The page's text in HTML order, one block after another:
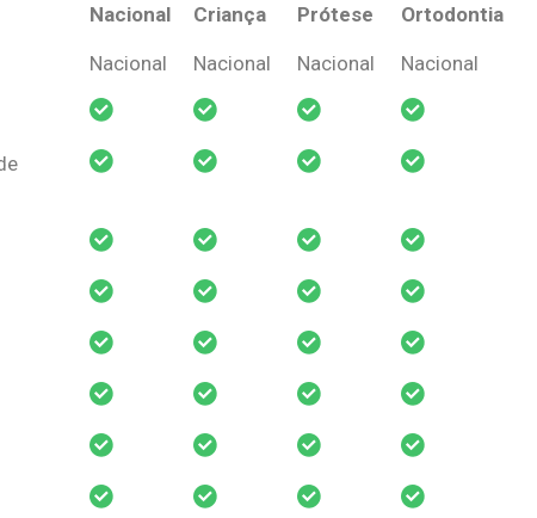
Nacional Criança Prótese
Ortodontia
Nacional Criança Prótese Ortodontia
Nacional Nacional Nacional Nacional